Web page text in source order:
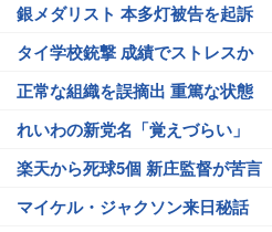
銀メダリスト 本多灯被告を起訴
タイ学校銃撃 成績でストレスか
正常な組織を誤摘出 重篤な状態
れいわの新党名「覚えづらい」
楽天から死球5個 新庄監督が苦言
マイケル・ジャクソン来日秘話